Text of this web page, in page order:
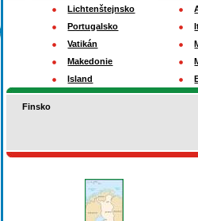
Lichtenštejnsko
Portugalsko
Vatikán
Makedonie
Island
Finsko